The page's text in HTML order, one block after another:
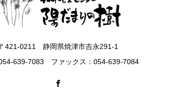
421-0211 静岡県焼津市吉永291-1
639-7083 ファックス：054-639-7084